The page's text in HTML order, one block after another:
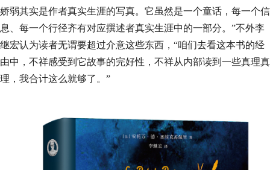
娇弱其实是作者真实生涯的写真。它虽然是一个童话，每一个信
息、每一个行径齐有对应撰述者真实生涯中的一部分。”不外李
继宏认为读者无谓要超过介意这些东西，“咱们去看这本书的经
由中，不祥感受到它故事的完好性，不祥从内部读到一些真理真
理，我合计这么就够了。”